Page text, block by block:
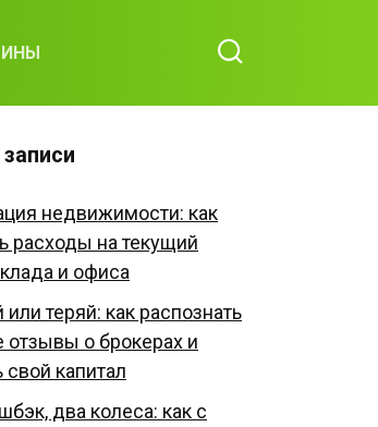
недвижимости: как
расходы на текущий
и офиса
или теряй: как распознать
отзывы о брокерах и
свой капитал
два колеса: как с